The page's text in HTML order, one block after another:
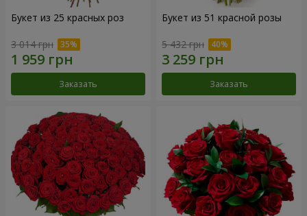
Букет из 25 красных роз
3 014 грн
Заказать
Букет из 51 красной розы
5 432 грн
Заказать